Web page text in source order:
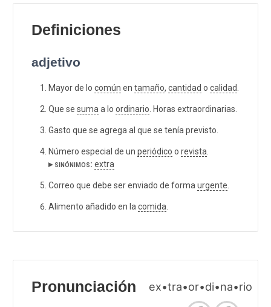
Definiciones
adjetivo
Mayor de lo común en tamaño, cantidad o calidad
Que se suma a lo ordinario . Horas extraordinarias.
Gasto que se agrega al que se tenía previsto.
Número especial de un periódico o revista
▸ sinónimos: extra
Correo que debe ser enviado de forma urgente
Alimento añadido en la comida
Pronunciación ex•tra•or•di•na•rio